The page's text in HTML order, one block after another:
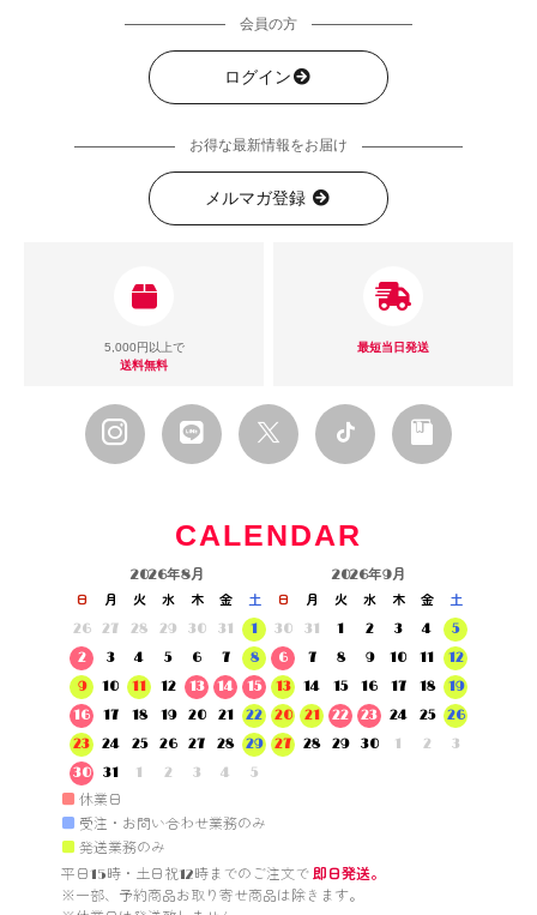
会員の方
ログイン
お得な最新情報をお届け
メルマガ登録
5,000円以上で
送料無料
最短当日発送
CALENDAR
2026年8月
日 月 火 水 木 金
土
26
27 28 29 30 31
1
2
3 4 5 6 7
8
9
10 11 12 13 14
15
16
17 18 19 20 21
22
23
24 25 26 27 28
29
30
31 1 2 3 4 5
2026年9月
日 月 火 水 木 金
土
30
31 1 2 3 4
5
6
7 8 9 10 11
12
13
14 15 16 17 18
19
20
21 22 23 24 25
26
27
28 29 30 1 2 3
■ 休業日
■ 受注・お問い合わせ業務のみ
■ 発送業務のみ
平日15時・土日祝12時までのご注文で 即日発送。
※一部、予約商品お取り寄せ商品は除きます。